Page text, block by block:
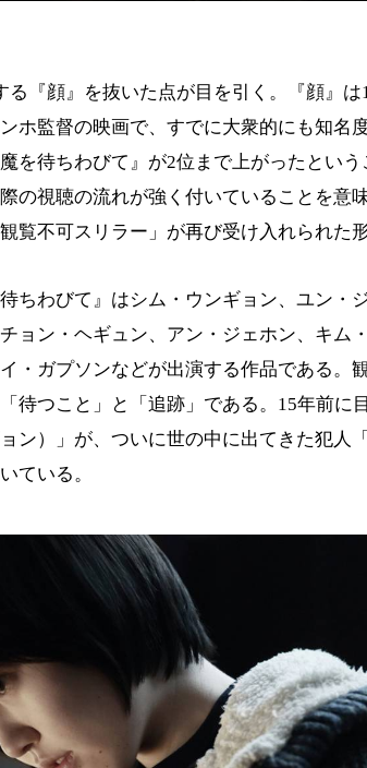
る『顔』を抜いた点が目を引く。『顔』
ホ監督の映画で、すでに大衆的にも知名
を待ちわびて』が2位まで上がったとい
の視聴の流れが強く付いていることを意
覧不可スリラー」が再び受け入れられた形
待ちわびて』はシム・ウンギョン、ユン・
ョン・ヘギュン、アン・ジェホン、キム
・ガプソンなどが出演する作品である。
待つこと」と「追跡」である。15年前に
ョン）」が、ついに世の中に出てきた犯人
ている。